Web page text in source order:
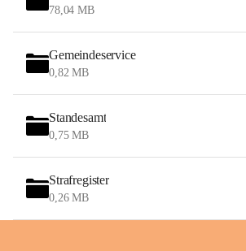
78,04 MB
Gemeindeservice
0,82 MB
Standesamt
0,75 MB
Strafregister
0,26 MB